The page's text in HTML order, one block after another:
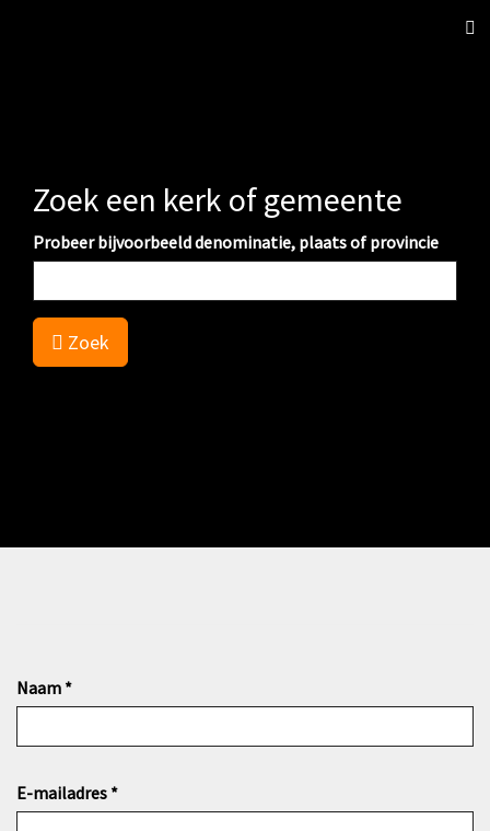
Zoek een kerk of gemeente
Probeer bijvoorbeeld denominatie, plaats of provincie
Zoek
Naam *
E-mailadres *